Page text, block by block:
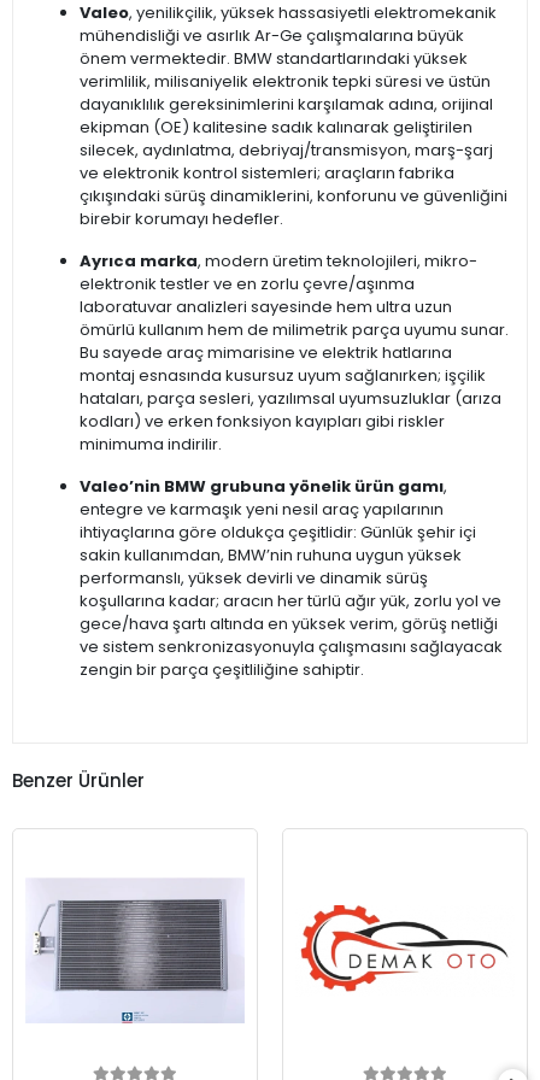
Valeo, yenilikçilik, yüksek hassasiyetli elektromekanik
mühendisliği ve asırlık Ar-Ge çalışmalarına büyük
önem vermektedir. BMW standartlarındaki yüksek
verimlilik, milisaniyelik elektronik tepki süresi ve üstün
dayanıklılık gereksinimlerini karşılamak adına, orijinal
ekipman (OE) kalitesine sadık kalınarak geliştirilen
silecek, aydınlatma, debriyaj/transmisyon, marş-şarj
ve elektronik kontrol sistemleri; araçların fabrika
çıkışındaki sürüş dinamiklerini, konforunu ve güvenliğini
birebir korumayı hedefler.
Ayrıca marka, modern üretim teknolojileri, mikro-
elektronik testler ve en zorlu çevre/aşınma
laboratuvar analizleri sayesinde hem ultra uzun
ömürlü kullanım hem de milimetrik parça uyumu sunar.
Bu sayede araç mimarisine ve elektrik hatlarına
montaj esnasında kusursuz uyum sağlanırken; işçilik
hataları, parça sesleri, yazılımsal uyumsuzluklar (arıza
kodları) ve erken fonksiyon kayıpları gibi riskler
minimuma indirilir.
Valeo’nin BMW grubuna yönelik ürün gamı,
entegre ve karmaşık yeni nesil araç yapılarının
ihtiyaçlarına göre oldukça çeşitlidir: Günlük şehir içi
sakin kullanımdan, BMW’nin ruhuna uygun yüksek
performanslı, yüksek devirli ve dinamik sürüş
koşullarına kadar; aracın her türlü ağır yük, zorlu yol ve
gece/hava şartı altında en yüksek verim, görüş netliği
ve sistem senkronizasyonuyla çalışmasını sağlayacak
zengin bir parça çeşitliliğine sahiptir.
Benzer Ürünler